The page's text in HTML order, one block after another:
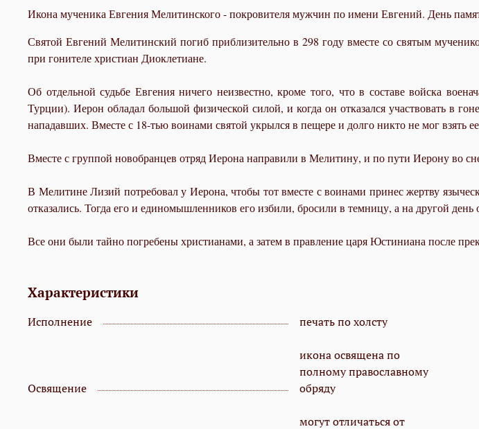
Икона мученика Евгения Мелитинского - покровителя мужчин по имени Евгений. День
Святой Евгений Мелитинский погиб приблизительно в 298 году вместе со святым
при гонителе христиан Диоклетиане.
Об отдельной судьбе Евгения ничего неизвестно, кроме того, что в составе войска
Турции). Иерон обладал большой физической силой, и когда он отказался участвовать в
нападавших. Вместе с 18-тью воинами святой укрылся в пещере и долго никто не мог
Вместе с группой новобранцев отряд Иерона направили в Мелитину, и по пути Иерону во
В Мелитине Лизий потребовал у Иерона, чтобы тот вместе с воинами принес жертву
отказались. Тогда его и единомышленников его избили, бросили в темницу, а на другой день
Все они были тайно погребены христианами, а затем в правление царя Юстиниана после
Характеристики
Исполнение печать по холсту
Освящение
икона освящена по
полному православному
обряду
могут отличаться от